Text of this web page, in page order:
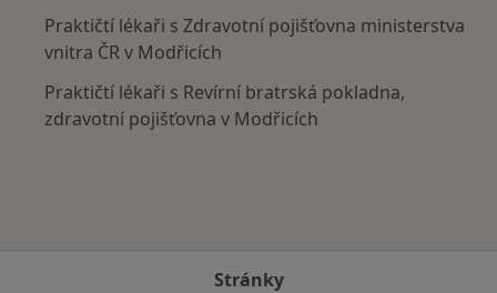
Praktičtí lékaři s Zdravotní pojišťovna ministerstva
vnitra ČR v Modřicích
Praktičtí lékaři s Revírní bratrská pokladna,
zdravotní pojišťovna v Modřicích
Stránky